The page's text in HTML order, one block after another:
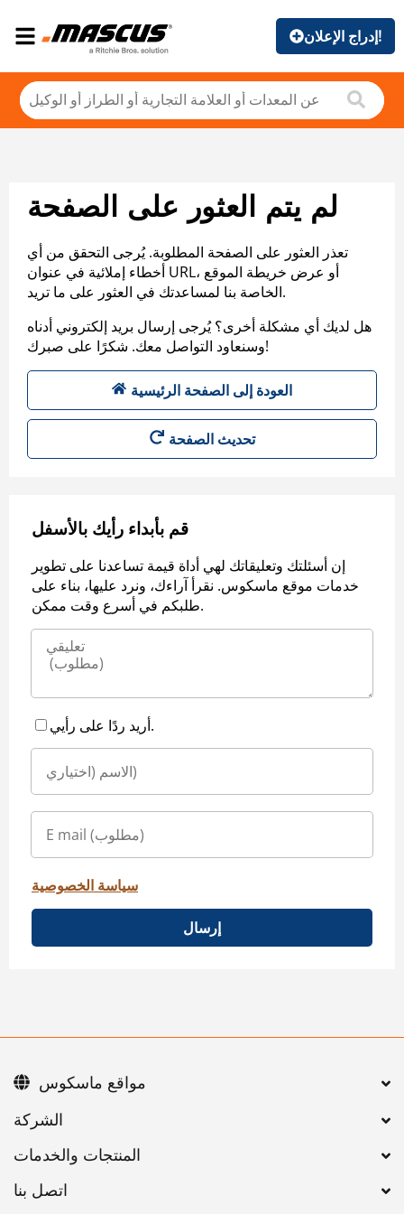
إدراج الإعلان!
لم يتم العثور على الصفحة
تعذر العثور على الصفحة المطلوبة. يُرجى التحقق من أي
أخطاء إملائية في عنوان URL، أو عرض خريطة الموقع
الخاصة بنا لمساعدتك في العثور على ما تريد.
هل لديك أي مشكلة أخرى؟ يُرجى إرسال بريد إلكتروني أدناه
وسنعاود التواصل معك. شكرًا على صبرك!
العودة إلى الصفحة الرئيسية
تحديث الصفحة
قم بأبداء رأيك بالأسفل
إن أسئلتك وتعليقاتك لهي أداة قيمة تساعدنا على تطوير
خدمات موقع ماسكوس. نقرأ آراءك، ونرد عليها، بناء على
طلبكم في أسرع وقت ممكن.
أريد ردًا على رأيي.
سياسة الخصوصية
إرسال
اتصل بنا
مواقع ماسكوس